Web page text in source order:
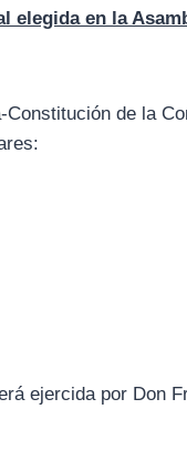
elegida en la
de la
ejercida por Don